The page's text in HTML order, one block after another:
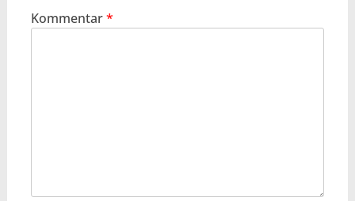
Kommentar*